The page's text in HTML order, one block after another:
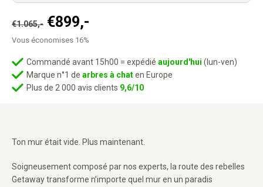
Ton mur était vide. Plus maintenant.
Soigneusement composé par nos experts, la route des rebelles
Getaway transforme n’importe quel mur en un paradis
€1.065,- Le
prix
était :
€1.065,-.
€899,-
est :
€899,-.
Vous économises 16%
Commandé avant 15h00 = expédié aujourd'hui (lun-ven)
Marque n°1 de arbres à chaten Europe
Plus de 2 000 avis clients 9,6/10